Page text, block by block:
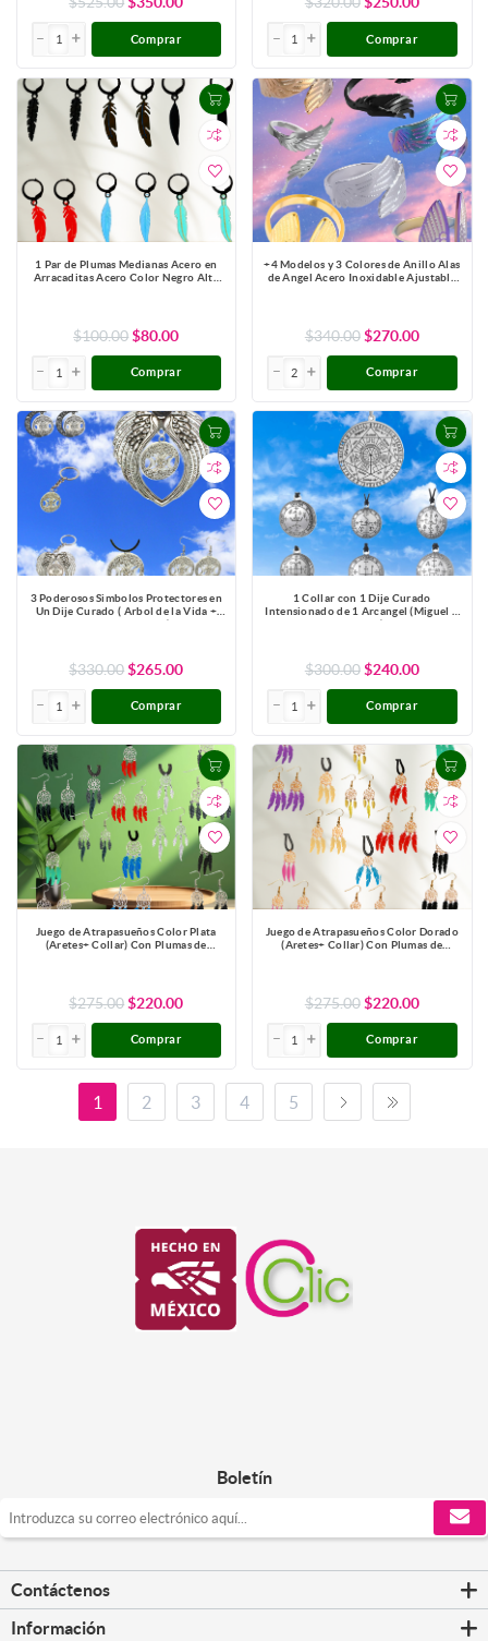
Comprar Comprar
1 Par de Plumas Medianas Acero en
Arracaditas Acero Color Negro Alta
$100.00 $80.00
Comprar
+4 Modelos y 3 Colores de Anillo Alas
de Angel Acero Inoxidable Ajustable
$340.00 $270.00
Comprar
3 Poderosos Simbolos Protectores en
Un Dije Curado ( Arbol de la Vida +
Pentagrama + Triple Luna) Hecate /
$330.00 $265.00
Comprar
1 Collar con 1 Dije Curado
Intensionado de 1 Arcangel (Miguel o
Gabriel o Rafael, Etc.) 30x30mm en
ARCANGELES para Escoger X1-113
$300.00 $240.00
Comprar
Juego de Atrapasueños Color Plata
(Aretes+ Collar) Con Plumas de
$275.00 $220.00
Comprar
Juego de Atrapasueños Color Dorado
(Aretes+ Collar) Con Plumas de
$275.00 $220.00
Comprar
1 2 3 4 5
Boletín
Contáctenos
Información